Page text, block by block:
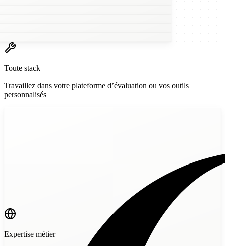
Toute stack
Travaillez dans votre plateforme d’évaluation ou vos outils
personnalisés
Expertise métier